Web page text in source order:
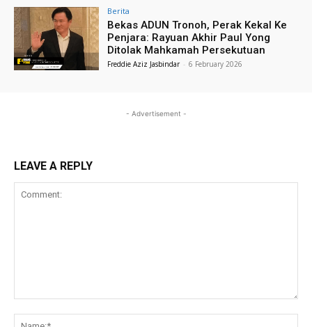
Berita
Bekas ADUN Tronoh, Perak Kekal Ke
Penjara: Rayuan Akhir Paul Yong
Ditolak Mahkamah Persekutuan
Freddie Aziz Jasbindar - 6 February 2026
- Advertisement -
LEAVE A REPLY